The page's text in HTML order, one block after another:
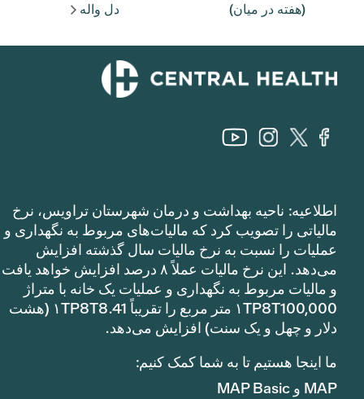
(هفته در میان)
دل واله
اطلاعیه: ناحیه بهداشت و درمان شهرستان تراویس، نرخ
مالیاتی را تصویب کرد که مالیات‌های مربوط به نگهداری و
عملیات را نسبت به نرخ مالیات سال گذشته افزایش
می‌دهد. این نرخ مالیات عملاً ۸ درصد افزایش خواهد یافت
و مالیات مربوط به نگهداری و عملیات یک خانه با متراژ
۱TP8T100,000 متر مربع را تقریباً ۱TP8T8.41 (هشت
دلار و چهل و یک سنت) افزایش می‌دهد.
ما اینجا هستیم تا به شما کمک کنیم:
MAP و MAP Basic